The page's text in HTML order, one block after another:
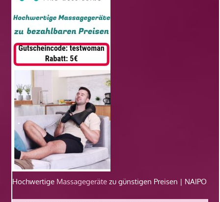
Hochwertige Massagegeräte zu günstigen Preisen | NAIPO